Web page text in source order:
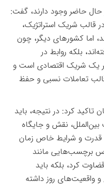
حال حاضر وجود دارند، گفت:
قالب شریک استراتژیک،
اما کشورهای دیگر، چون
بلکه روابط در
یک شریک اقتصادی است و
تعاملات نسبی و حفظ
کرد: در نتیجه، باید
نقش و جایگاه
قدرت و شرایط خاص زمان
برچسب‌هایی مانند
کرد، بلکه باید
واقعیت‌های روز داشته